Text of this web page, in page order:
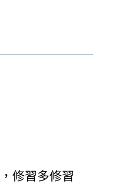
，修習多修習